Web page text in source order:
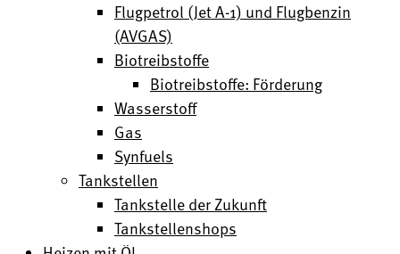
Flugpetrol (Jet A-1) und Flugbenzin
(AVGAS)
Biotreibstoffe
Biotreibstoffe: Förderung
Wasserstoff
Gas
Synfuels
Tankstellen
Tankstelle der Zukunft
Tankstellenshops